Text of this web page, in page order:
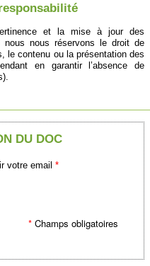
et la mise à jour des
nous réservons le droit de
le contenu ou la présentation des
en garantir l’absence de
DU DOC
votre email *
* Champs obligatoires